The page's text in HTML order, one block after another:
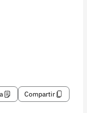
Compartir